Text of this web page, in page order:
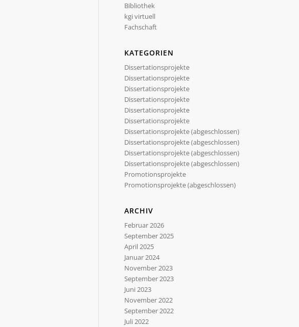
Bibliothek
kgi virtuell
Fachschaft
KATEGORIEN
Dissertationsprojekte
Dissertationsprojekte
Dissertationsprojekte
Dissertationsprojekte
Dissertationsprojekte
Dissertationsprojekte
Dissertationsprojekte (abgeschlossen)
Dissertationsprojekte (abgeschlossen)
Dissertationsprojekte (abgeschlossen)
Dissertationsprojekte (abgeschlossen)
Promotionsprojekte
Promotionsprojekte (abgeschlossen)
ARCHIV
Februar 2026
September 2025
April 2025
Januar 2024
November 2023
September 2023
Juni 2023
November 2022
September 2022
Juli 2022